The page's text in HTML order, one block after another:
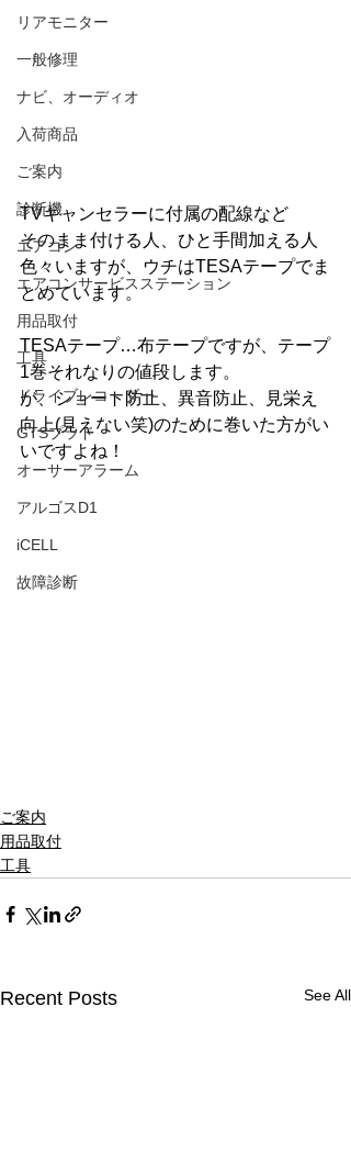
リアモニター
一般修理
ナビ、オーディオ
入荷商品
ご案内
診断機
エアコン
エアコンサービスステーション
用品取付
工具
ドライブレコーダー
GTSプラド
オーサーアラーム
アルゴスD1
iCELL
故障診断
TVキャンセラーに付属の配線など
そのまま付ける人、ひと手間加える人
色々いますが、ウチはTESAテープでま
とめています。
TESAテープ…布テープですが、テープ
1巻それなりの値段します。
が、ショート防止、異音防止、見栄え
向上(見えない笑)のために巻いた方がい
いですよね！
ご案内
用品取付
工具
Recent Posts See All